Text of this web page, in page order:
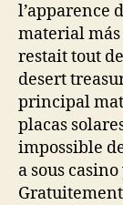
l’apparence
material
restait tout
desert
principal
placas
impossible
a sous